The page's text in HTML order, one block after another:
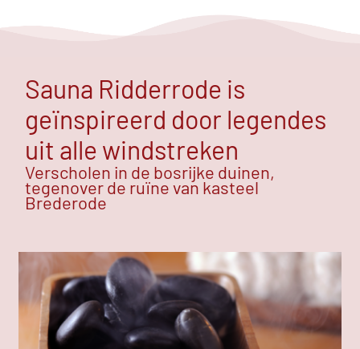
Sauna Ridderrode is
geïnspireerd door legendes
uit alle windstreken
Verscholen in de bosrijke duinen,
tegenover de ruïne van kasteel
Brederode